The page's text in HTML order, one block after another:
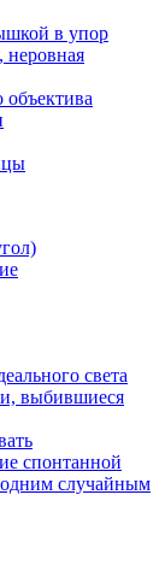
в упор
неровная
объектива
света
выбившиеся
спонтанной
одним случайным